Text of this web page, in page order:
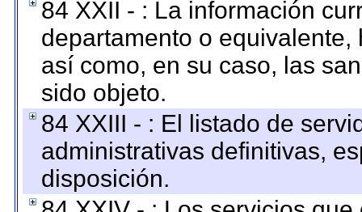
84 XXII - : La información
departamento o
así como, en su caso, las
sido objeto.
84 XXIII - : El listado de
administrativas definitivas,
disposición.